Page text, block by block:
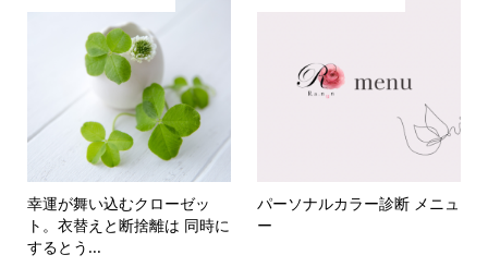
幸運が舞い込むクローゼッ
ト。衣替えと断捨離は 同時に
するとう...
パーソナルカラー診断 メニュ
ー